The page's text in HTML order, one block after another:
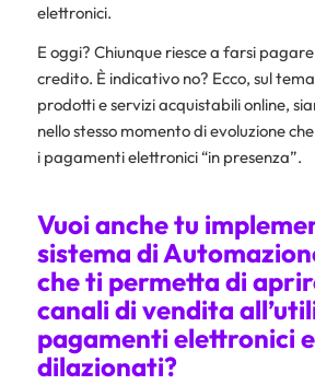
elettronici.
E oggi? Chiunque riesce a farsi
credito. È indicativo no? Ecco, sul
prodotti e servizi acquistabili online,
nello stesso momento di evoluzione
i pagamenti elettronici “in presenza”.
Vuoi anche tu
sistema di
che ti permetta di
canali di vendita
pagamenti elettronici e
dilazionati?